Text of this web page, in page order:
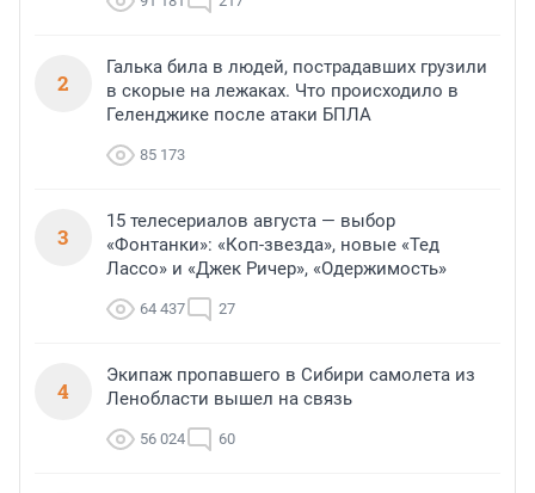
2
Галька била в людей, пострадавших грузили
в скорые на лежаках. Что происходило в
Геленджике после атаки БПЛА
85 173
3
15 телесериалов августа — выбор
«Фонтанки»: «Коп-звезда», новые «Тед
Лассо» и «Джек Ричер», «Одержимость»
64 437 27
4
Экипаж пропавшего в Сибири самолета из
Ленобласти вышел на связь
56 024 60